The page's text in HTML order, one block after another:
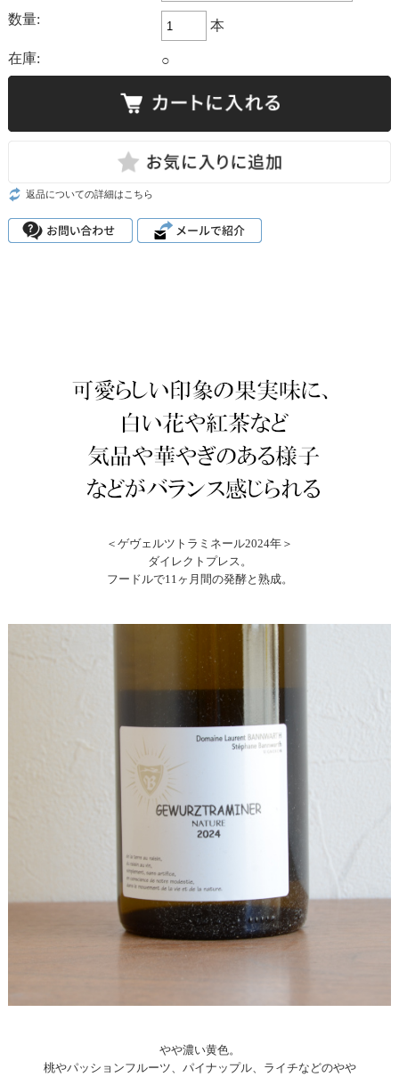
数量: 本
在庫: ○
返品についての詳細はこちら
＜ゲヴェルツトラミネール2024年＞
ダイレクトプレス。
フードルで11ヶ月間の発酵と熟成。
やや濃い黄色。
桃やパッションフルーツ、パイナップル、ライチなどのやや